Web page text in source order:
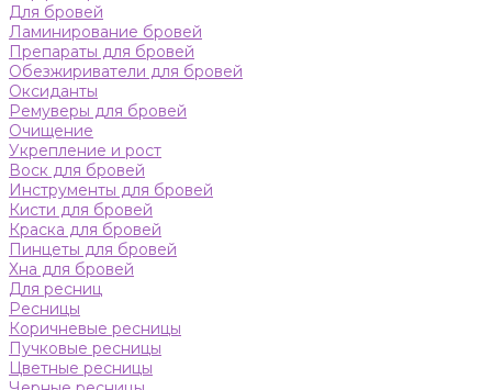
Для бровей
Ламинирование бровей
Препараты для бровей
Обезжириватели для бровей
Оксиданты
Ремуверы для бровей
Очищение
Укрепление и рост
Воск для бровей
Инструменты для бровей
Кисти для бровей
Краска для бровей
Пинцеты для бровей
Хна для бровей
Для ресниц
Ресницы
Коричневые ресницы
Пучковые ресницы
Цветные ресницы